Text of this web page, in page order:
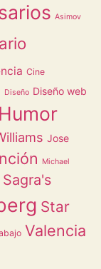
Asimov
Cine
Diseño Diseño web
Humor
Jose
Michael
Sagra's
Star
Valencia